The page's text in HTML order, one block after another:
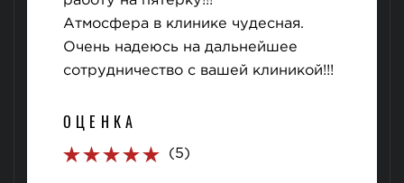
Атмосфера в клинике чудесная.
Очень надеюсь на дальнейшее
сотрудничество с вашей клиникой!!!
ОЦЕНКА
(5)